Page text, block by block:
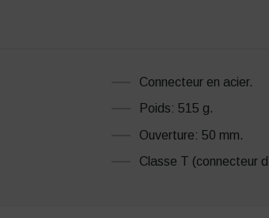
Connecteur en acier.
Poids: 515 g.
Ouverture: 50 mm.
Classe T (connecteur